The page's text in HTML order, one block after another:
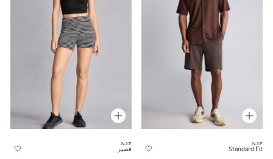
جديد
Standard Fit
جديد
قصير